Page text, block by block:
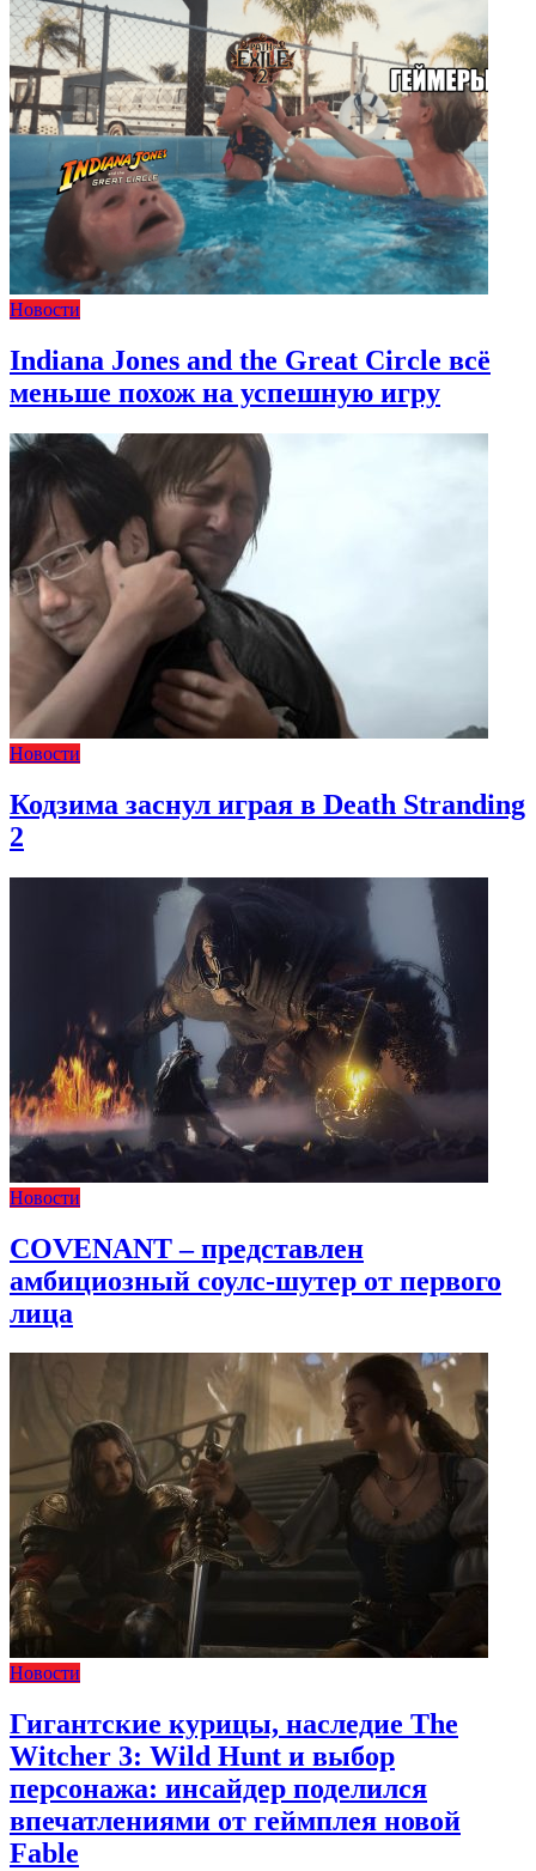
Новости
Indiana Jones and the Great Circle всё
меньше похож на успешную игру
Новости
Кодзима заснул играя в Death Stranding
2
Новости
COVENANT – представлен
амбициозный соулс-шутер от первого
лица
Новости
Гигантские курицы, наследие The
Witcher 3: Wild Hunt и выбор
персонажа: инсайдер поделился
впечатлениями от геймплея новой
Fable